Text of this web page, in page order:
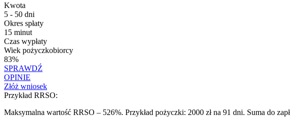
Kwota
5 - 50 dni
Okres spłaty
15 minut
Czas wypłaty
Wiek pożyczkobiorcy
83%
SPRAWDŹ
OPINIE
Złóż wniosek
Przykład RRSO:
Maksymalna wartość RRSO – 526%. Przykład pożyczki: 2000 zł na 91 dni. Suma do